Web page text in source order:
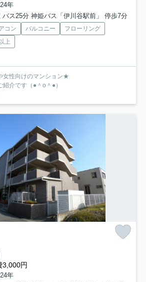
年
バス25分 神姫バス「伊川谷駅前」 停歩7分
コン バルコニー
フローリング
上
女性向けのマンション★
介です（●＾o＾●）
3,000円
年